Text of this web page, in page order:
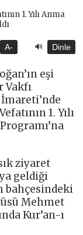
A- 🔊 Dinle
eşi
Vakfı
1. Yılı
ziyaret
geldiği
bahçesindeki
Mehmet
Kur’an-ı